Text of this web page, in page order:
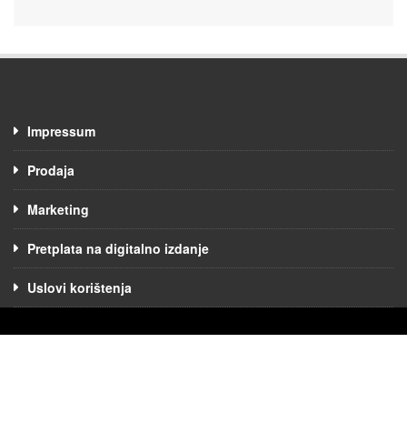
Impressum
Prodaja
Marketing
Pretplata na digitalno izdanje
Uslovi korištenja